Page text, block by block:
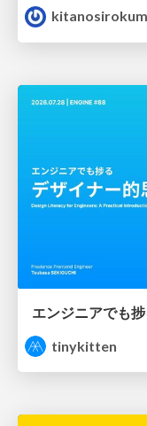
tinykitten